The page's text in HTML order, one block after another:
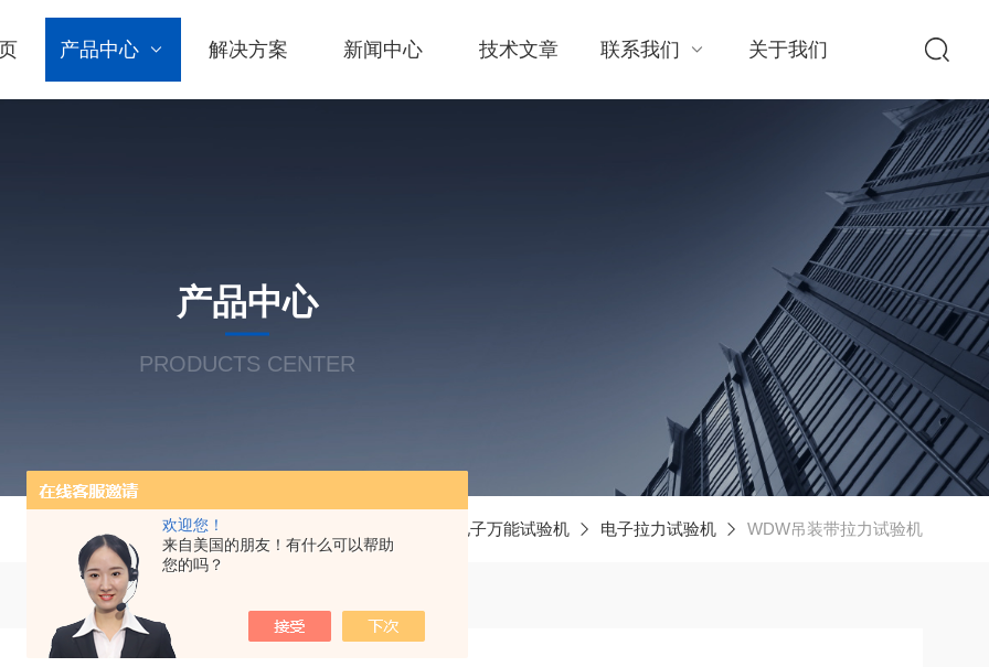
欢迎您！
来自美国的朋友！有什么可以帮助
您的吗？
产品中心 解决方案 新闻中心 技术文章 联系我们 关于我们
产品中心
PRODUCTS CENTER
当前位置： 电子万能试验机 电子拉力试验机 WDW吊装带拉力试验机